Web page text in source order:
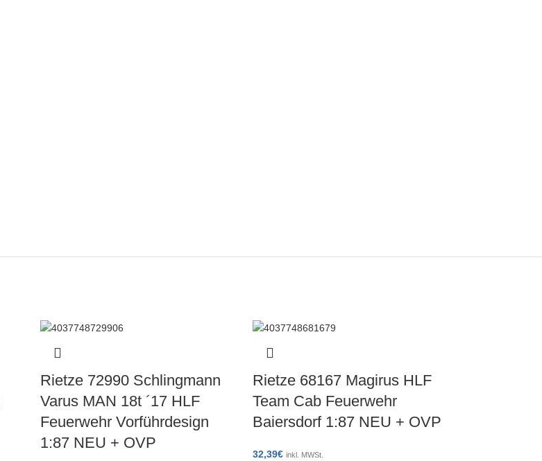
Rietze 72990 Schlingmann
Varus MAN 18t ´17 HLF
Feuerwehr Vorführdesign
1:87 NEU + OVP
Rietze 68167 Magirus HLF
Team Cab Feuerwehr
Baiersdorf 1:87 NEU + OVP
32,39€ inkl. MWSt.